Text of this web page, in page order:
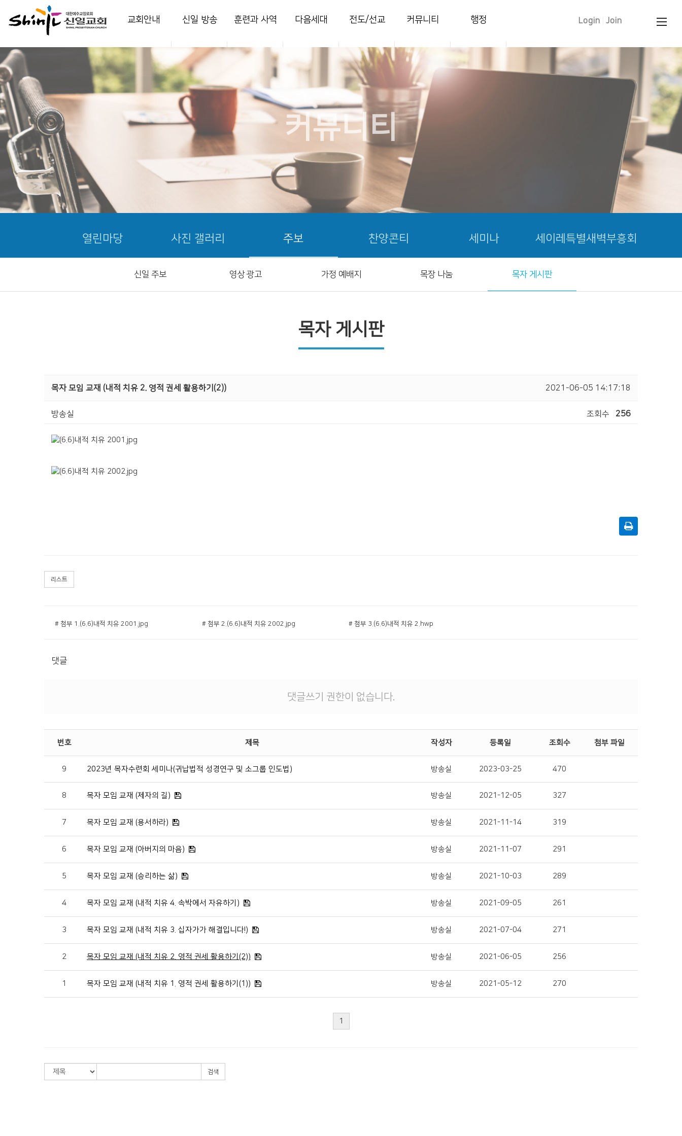
교회안내
인사말
교회역사
예배안내
신일 방송
담임 목사 설교
부교역자 설교
다음 세대 영상
온가정예배
찬양
훈련과 사역
훈련
목장
새가족
다음세대
영아부
초등부
청소년부
전도/선교
지역전도
국내선교
해외선교
커뮤니티
열린마당
사진 갤러리
주보
찬양콘티
세미나
세이레특별새벽
부흥회
행정
양육훈련 신청
Login Join
커뮤니티
열린마당 사진 갤러리 주보 찬양콘티 세미나 세이레특별새벽부흥회
신일 주보 영상 광고 가정 예배지 목장 나눔 목자 게시판
목자 게시판
목자 모임 교재 (내적 치유 2. 영적 권세 활용하기(2)) 2021-06-05 14:17:18
방송실 조회수 256
리스트
# 첨부 1.(6.6)내적 치유 2001.jpg # 첨부 2.(6.6)내적 치유 2002.jpg # 첨부 3.(6.6)내적 치유 2.hwp
댓글
댓글쓰기 권한이 없습니다.
번호 제목 작성자 등록일 조회수 첨부 파일
9 2023년 목자수련회 세미나(귀납법적 성경연구 및 소그룹 인도법) 방송실 2023-03-25 470
8 목자 모임 교재 (제자의 길) 방송실 2021-12-05 327
7 목자 모임 교재 (용서하라) 방송실 2021-11-14 319
6 목자 모임 교재 (아버지의 마음) 방송실 2021-11-07 291
5 목자 모임 교재 (승리하는 삶) 방송실 2021-10-03 289
4 목자 모임 교재 (내적 치유 4. 속박에서 자유하기) 방송실 2021-09-05 261
3 목자 모임 교재 (내적 치유 3. 십자가가 해결입니다!) 방송실 2021-07-04 271
2 목자 모임 교재 (내적 치유 2. 영적 권세 활용하기(2)) 방송실 2021-06-05 256
1 목자 모임 교재 (내적 치유 1. 영적 권세 활용하기(1)) 방송실 2021-05-12 270
1
검색